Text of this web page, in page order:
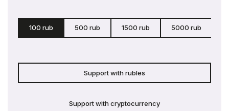
100 rub 500 rub 1500 rub 5000 rub
Support with rubles
Support with cryptocurrency